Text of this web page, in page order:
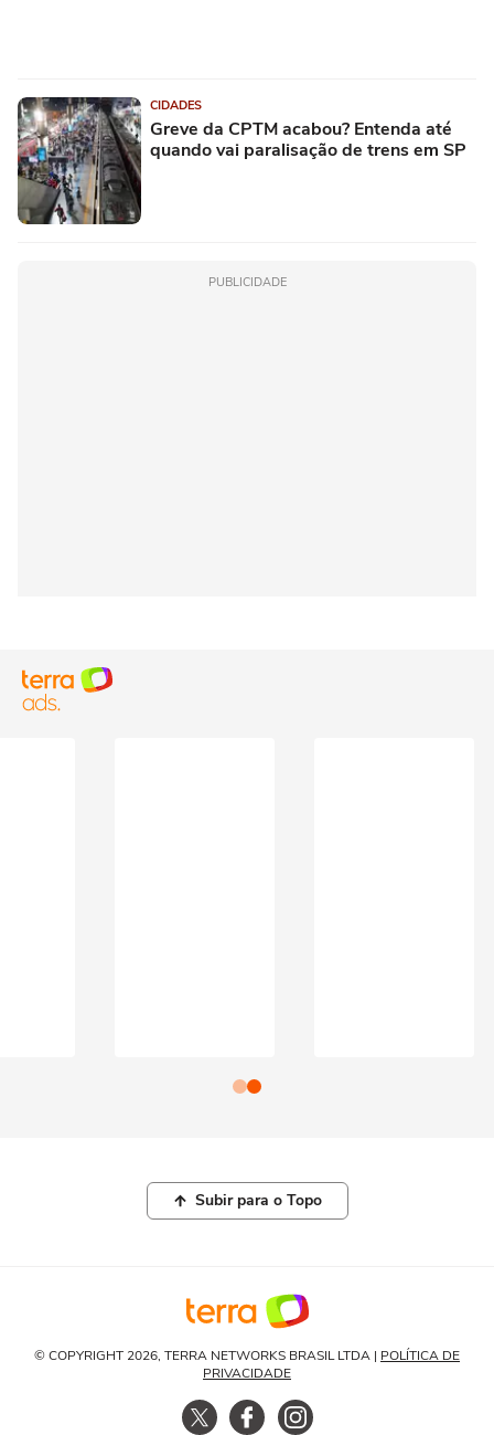
CIDADES
Greve da CPTM acabou? Entenda até
quando vai paralisação de trens em SP
PUBLICIDADE
Subir para o Topo
© COPYRIGHT 2026, TERRA NETWORKS BRASIL LTDA | POLÍTICA DE
PRIVACIDADE